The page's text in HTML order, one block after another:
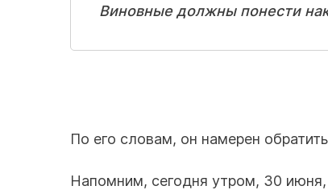
Виновные должны понести
По его словам, он намерен
Напомним, сегодня утром, 30 июня,